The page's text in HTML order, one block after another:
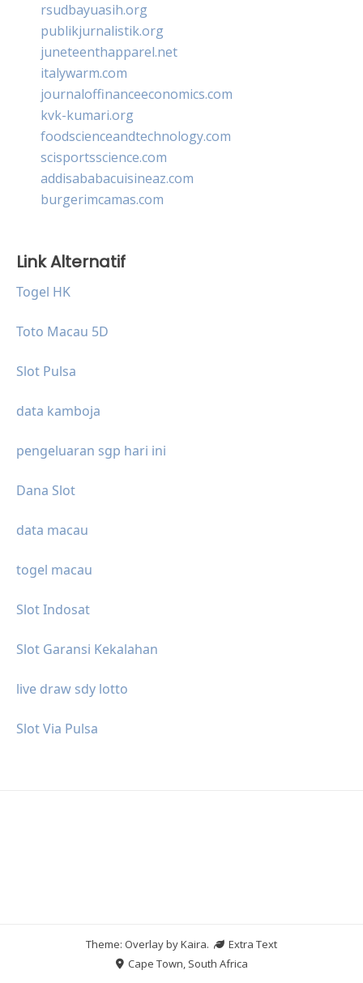
rsudbayuasih.org
publikjurnalistik.org
juneteenthapparel.net
italywarm.com
journaloffinanceeconomics.com
kvk-kumari.org
foodscienceandtechnology.com
scisportsscience.com
addisababacuisineaz.com
burgerimcamas.com
Link Alternatif
Togel HK
Toto Macau 5D
Slot Pulsa
data kamboja
pengeluaran sgp hari ini
Dana Slot
data macau
togel macau
Slot Indosat
Slot Garansi Kekalahan
live draw sdy lotto
Slot Via Pulsa
Theme: Overlay byKaira.
Extra Text
Cape Town, South Africa